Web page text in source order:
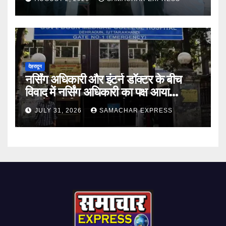
देहरादून
नर्सिंग अधिकारी और इंटर्न डॉक्टर के बीच
विवाद में नर्सिंग अधिकारी का पक्ष आया
सामने,करी निष्पक्ष जांच की मांग
JULY 31, 2026 SAMACHAR EXPRESS